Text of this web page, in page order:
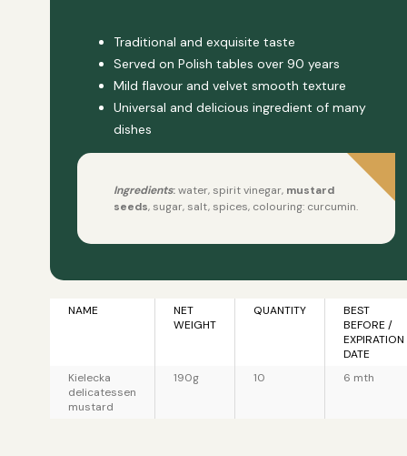
Traditional and exquisite taste
Served on Polish tables over 90 years
Mild flavour and velvet smooth texture
Universal and delicious ingredient of many
dishes
Ingredients:water, spirit vinegar, mustard
seeds, sugar, salt, spices, colouring: curcumin.
NAME
NET
WEIGHT
QUANTITY
BEST
BEFORE /
EXPIRATION
DATE
Kielecka
delicatessen
mustard
190g 10 6 mth